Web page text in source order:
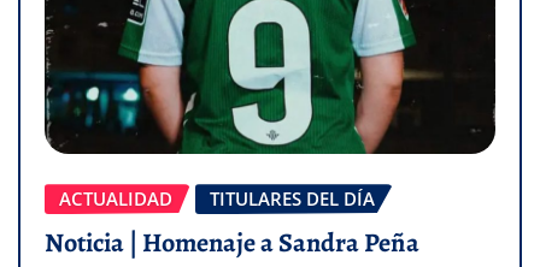
ACTUALIDAD TITULARES DEL DÍA
Noticia | Homenaje a Sandra Peña